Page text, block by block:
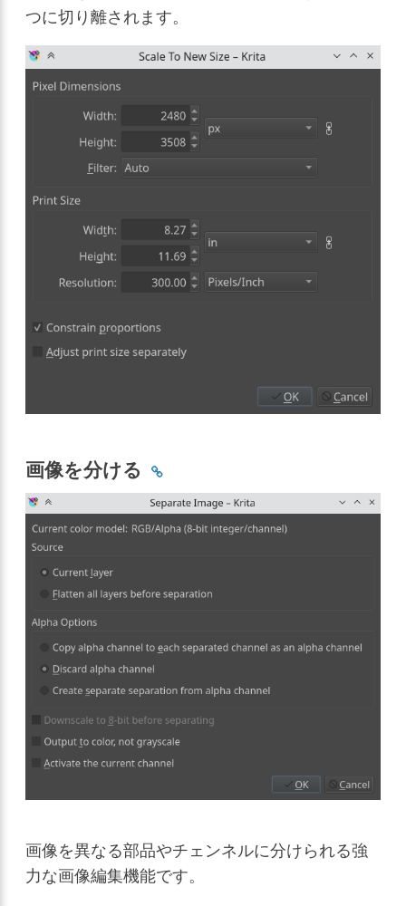
つに切り離されます。
画像を分ける
画像を異なる部品やチェンネルに分けられる強
力な画像編集機能です。